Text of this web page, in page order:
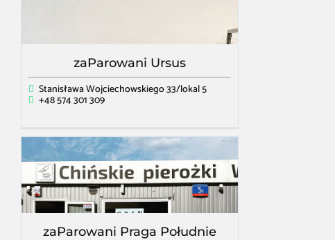
zaParowani Ursus
Stanisława Wojciechowskiego 33/lokal 5
+48 574 301 309
zaParowani Praga Południe